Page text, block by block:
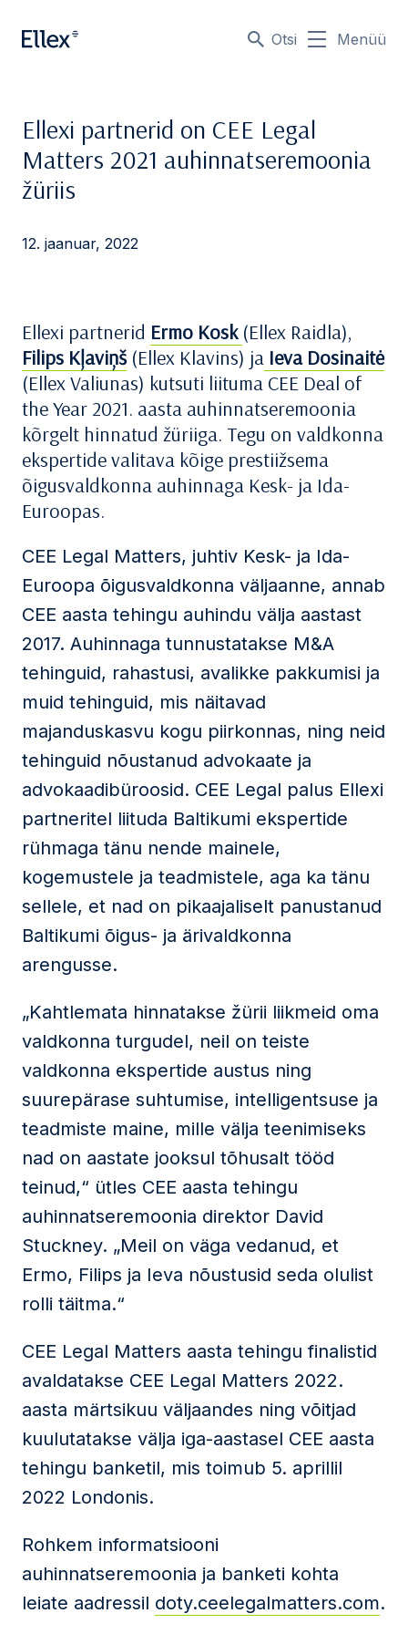
Otsi Menüü
Ellexi partnerid on CEE Legal
Matters 2021 auhinnatseremoonia
žüriis
12. jaanuar, 2022
Ellexi partnerid Ermo Kosk (Ellex Raidla),
Filips Kļaviņš(Ellex Klavins) ja Ieva Dosinaitė
(Ellex Valiunas) kutsuti liituma CEE Deal of
the Year 2021. aasta auhinnatseremoonia
kõrgelt hinnatud žüriiga. Tegu on valdkonna
ekspertide valitava kõige prestiižsema
õigusvaldkonna auhinnaga Kesk- ja Ida-
Euroopas.
CEE Legal Matters, juhtiv Kesk- ja Ida-
Euroopa õigusvaldkonna väljaanne, annab
CEE aasta tehingu auhindu välja aastast
2017. Auhinnaga tunnustatakse M&A
tehinguid, rahastusi, avalikke pakkumisi ja
muid tehinguid, mis näitavad
majanduskasvu kogu piirkonnas, ning neid
tehinguid nõustanud advokaate ja
advokaadibüroosid. CEE Legal palus Ellexi
partneritel liituda Baltikumi ekspertide
rühmaga tänu nende mainele,
kogemustele ja teadmistele, aga ka tänu
sellele, et nad on pikaajaliselt panustanud
Baltikumi õigus- ja ärivaldkonna
arengusse.
„Kahtlemata hinnatakse žürii liikmeid oma
valdkonna turgudel, neil on teiste
valdkonna ekspertide austus ning
suurepärase suhtumise, intelligentsuse ja
teadmiste maine, mille välja teenimiseks
nad on aastate jooksul tõhusalt tööd
teinud,“ ütles CEE aasta tehingu
auhinnatseremoonia direktor David
Stuckney. „Meil on väga vedanud, et
Ermo, Filips ja Ieva nõustusid seda olulist
rolli täitma.“
CEE Legal Matters aasta tehingu finalistid
avaldatakse CEE Legal Matters 2022.
aasta märtsikuu väljaandes ning võitjad
kuulutatakse välja iga-aastasel CEE aasta
tehingu banketil, mis toimub 5. aprillil
2022 Londonis.
Rohkem informatsiooni
auhinnatseremoonia ja banketi kohta
leiate aadressil doty.ceelegalmatters.com.